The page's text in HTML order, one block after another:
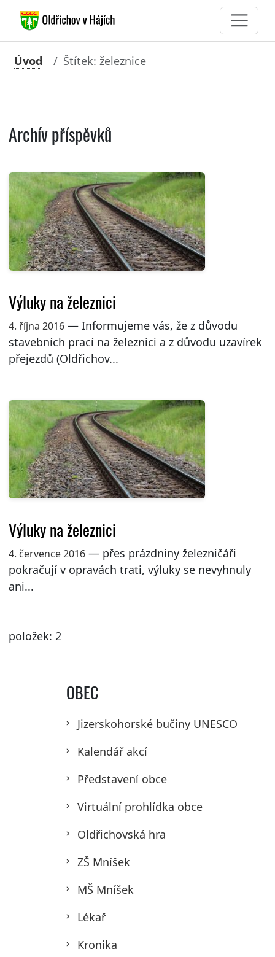
Úvod Štítek: železnice
Archív příspěvků
Výluky na železnici
4. října 2016— Informujeme vás, že z důvodu
stavebních prací na železnici a z důvodu uzavírek
přejezdů (Oldřichov...
Výluky na železnici
4. července 2016— přes prázdniny železničáři
pokračují v opravách trati, výluky se nevyhnuly
ani...
položek: 2
OBEC
Jizerskohorské bučiny UNESCO
Kalendář akcí
Představení obce
Virtuální prohlídka obce
Oldřichovská hra
ZŠ Mníšek
MŠ Mníšek
Lékař
Kronika